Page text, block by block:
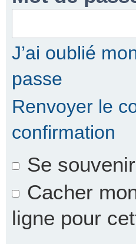
J’ai oublié
passe
Renvoyer le
confirmation
Se
Cacher
ligne pour